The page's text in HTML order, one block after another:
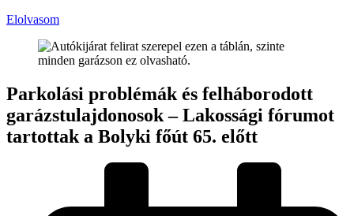
Elolvasom
Parkolási problémák és felháborodott
garázstulajdonosok – Lakossági fórumot
tartottak a Bolyki főút 65. előtt